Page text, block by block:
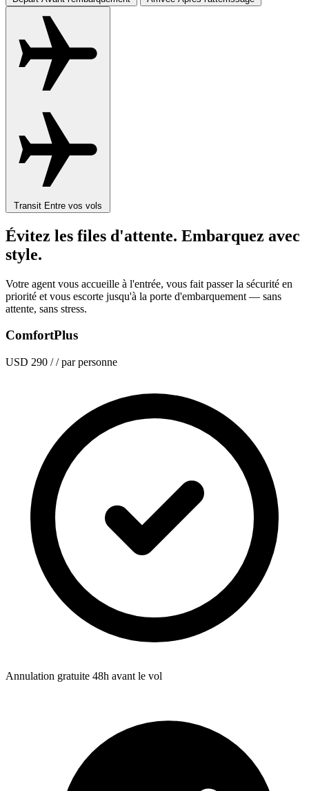
Transit Entre vos vols
Évitez les files d'attente. Embarquez avec
style.
Votre agent vous accueille à l'entrée, vous fait passer la sécurité en
priorité et vous escorte jusqu'à la porte d'embarquement — sans
attente, sans stress.
ComfortPlus
USD 290 / / par personne
Annulation gratuite 48h avant le vol